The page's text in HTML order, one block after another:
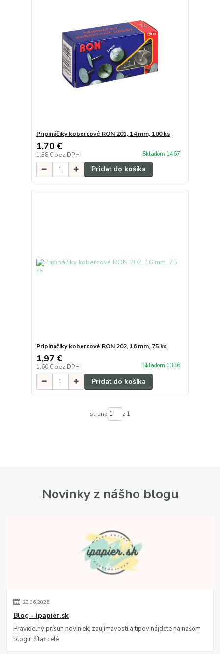
Pripináčiky kobercové RON 201, 14 mm, 100 ks
1,70 €
1,38 € bez DPH Skladom 1467
Pridať do košíka
Pripináčiky kobercové RON 202, 16 mm, 75 ks
1,97 €
1,60 € bez DPH Skladom 1336
Pridať do košíka
strana z 1
Novinky z nášho blogu
23.06.2026
Blog - ipapier.sk
Pravidelný prísun noviniek, zaujímavostí a tipov nájdete na našom
blogu!čítať celé